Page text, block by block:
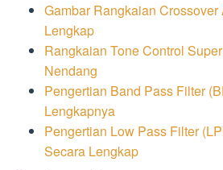
Gambar Rangkaian Crossover
Lengkap
Rangkaian Tone Control
Nendang
Pengertian Band Pass Filter
Lengkapnya
Pengertian Low Pass Filter
Secara Lengkap